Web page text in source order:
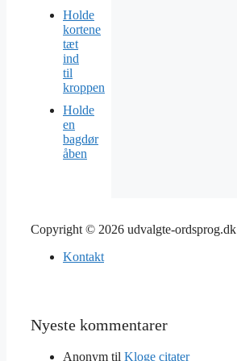
Holde
kortene
tæt
ind
til
kroppen
Holde
en
bagdør
åben
Copyright © 2026 udvalgte-ordsprog.dk
Kontakt
Nyeste kommentarer
Anonym til Kloge citater